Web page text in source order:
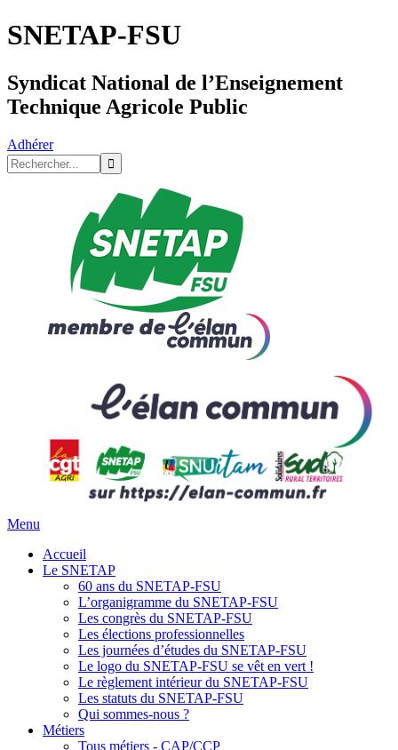
SNETAP-FSU
Syndicat National de l’Enseignement
Technique Agricole Public
Adhérer
Menu
Accueil
Le SNETAP
60 ans du SNETAP-FSU
L’organigramme du SNETAP-FSU
Les congrès du SNETAP-FSU
Les élections professionnelles
Les journées d’études du SNETAP-FSU
Le logo du SNETAP-FSU se vêt en vert !
Le règlement intérieur du SNETAP-FSU
Les statuts du SNETAP-FSU
Qui sommes-nous ?
Métiers
Tous métiers - CAP/CCP